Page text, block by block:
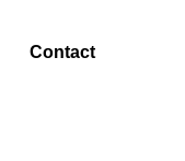
Contact